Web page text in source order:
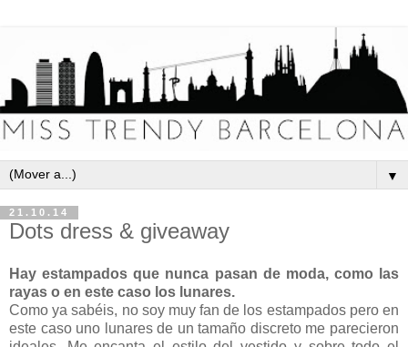
▼
21.10.14
Dots dress & giveaway
Hay estampados que nunca pasan de moda, como las
rayas o en este caso los lunares.
Como ya sabéis, no soy muy fan de los estampados pero en
este caso uno lunares de un tamaño discreto me parecieron